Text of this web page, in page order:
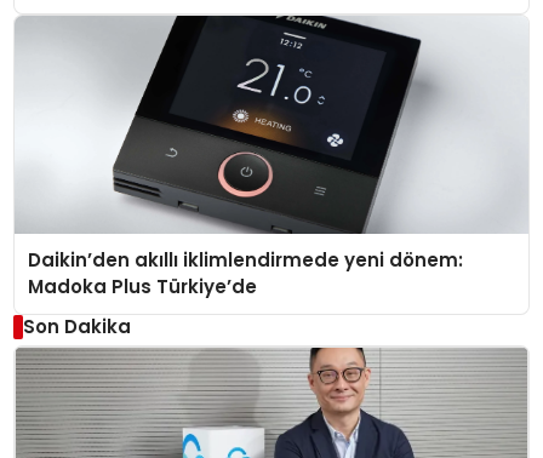
Daikin’den akıllı iklimlendirmede yeni dönem:
Madoka Plus Türkiye’de
Son Dakika